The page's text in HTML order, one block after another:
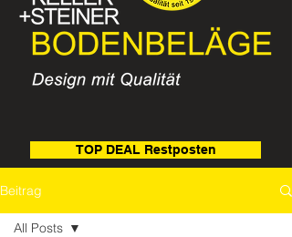
TOP DEAL Restposten
Beitrag
All Posts